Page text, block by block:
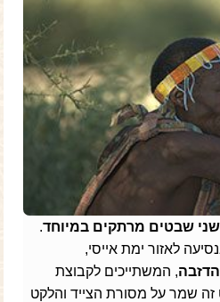
שבטים מרתקים במיוחד.
לאזור ימת אייסי,
, המשתייכים לקבוצת
שמר על מסורת הצייד והלקט